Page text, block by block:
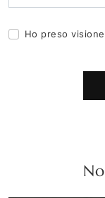
Ho preso